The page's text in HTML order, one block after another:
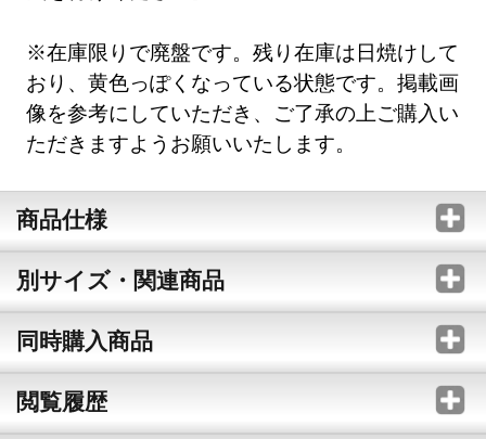
※在庫限りで廃盤です。残り在庫は日焼けして
おり、黄色っぽくなっている状態です。掲載画
像を参考にしていただき、ご了承の上ご購入い
ただきますようお願いいたします。
商品仕様
別サイズ・関連商品
同時購入商品
閲覧履歴